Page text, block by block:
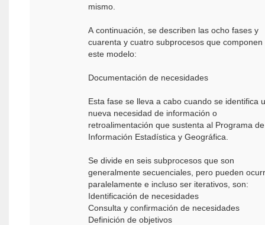
mismo.
A continuación, se describen las ocho fases y
cuarenta y cuatro subprocesos que componen
este modelo:
Documentación de necesidades
Esta fase se lleva a cabo cuando se identifica
nueva necesidad de información o
retroalimentación que sustenta al Programa de
Información Estadística y Geográfica.
Se divide en seis subprocesos que son
generalmente secuenciales, pero pueden
paralelamente e incluso ser iterativos, son:
Identificación de necesidades
Consulta y confirmación de necesidades
Definición de objetivos